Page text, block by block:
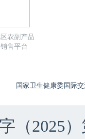
农副产品
售平台
国家卫生健康委国际
（2025